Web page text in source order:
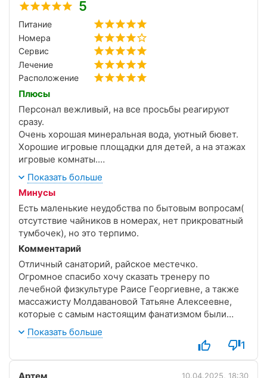
создает все условия для отдыха с детьми!
5
Питание
Номера
Сервис
Лечение
Расположение
Плюсы
Персонал вежливый, на все просьбы реагируют
сразу.
Очень хорошая минеральная вода, уютный бювет.
Хорошие игровые площадки для детей, а на этажах
игровые комнаты.
Досуг для детей и взрослых организован хорошо.
Показать больше
Минусы
Есть маленькие неудобства по бытовым вопросам(
отсутствие чайников в номерах, нет прикроватный
тумбочек), но это терпимо.
Комментарий
Отличный санаторий, райское местечко.
Огромное спасибо хочу сказать тренеру по
лечебной физкультуре Раисе Георгиевне, а также
массажисту Молдавановой Татьяне Алексеевне,
которые с самым настоящим фанатизмом были
заинтересованны в моем излечении и всячески в
этом помогали, другими словами: золотые люди, а
На территории все чисто, в номерах уборка
Показать больше
1
10.04.2025, 18:30